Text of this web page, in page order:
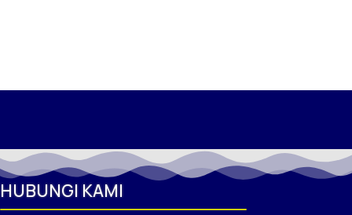
HUBUNGI KAMI